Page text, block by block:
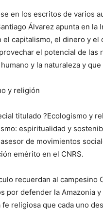
en los escritos de varios
Álvarez apunta en
el capitalismo, el dinero y
el potencial de
y la naturaleza y
y religión
titulado ?Ecologismo y
espiritualidad y
de movimientos
emérito en el CNRS.
recuerdan al campesino
por defender la Amazonia
fe religiosa que cada uno